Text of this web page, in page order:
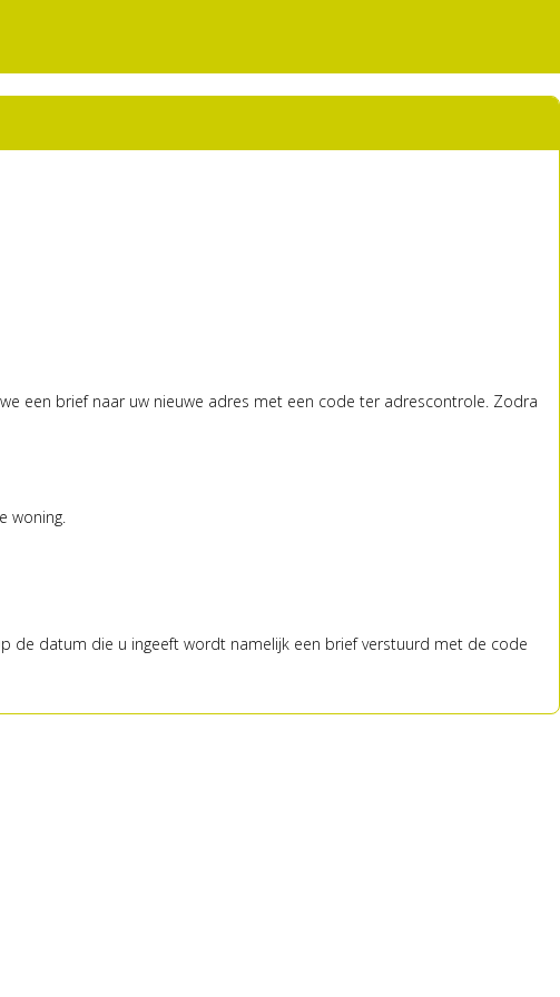
een brief naar uw nieuwe adres met een code ter adrescontrole. Zodra
woning.
de datum die u ingeeft wordt namelijk een brief verstuurd met de code